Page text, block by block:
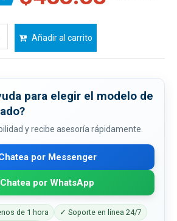
Añadir al carrito
para elegir el modelo de
y recibe asesoría rápidamente.
por Messenger
Chatea por WhatsApp
de 1 hora
✓ Soporte en línea 24/7